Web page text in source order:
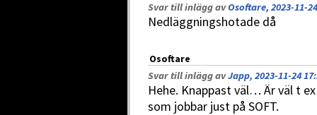
Svar till inlägg avOsoftare, 2023-11-
Nedläggningshotade då
Osoftare
Svar till inlägg avJapp, 2023-11-24
Hehe. Knappast väl… Är väl t
som jobbar just på SOFT.